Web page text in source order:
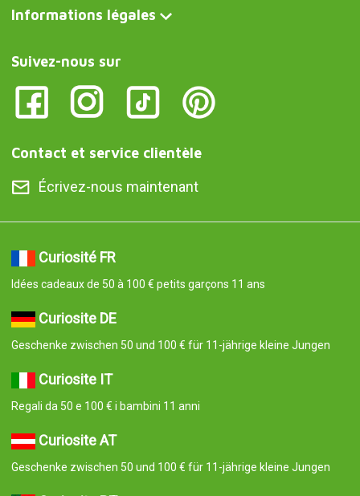
Informations légales
Suivez-nous sur
Contact et service clientèle
Écrivez-nous maintenant
Curiosité FR
Idées cadeaux de 50 à 100 € petits garçons 11 ans
Curiosite DE
Geschenke zwischen 50 und 100 € für 11-jährige kleine Jungen
Curiosite IT
Regali da 50 e 100 € i bambini 11 anni
Curiosite AT
Geschenke zwischen 50 und 100 € für 11-jährige kleine Jungen